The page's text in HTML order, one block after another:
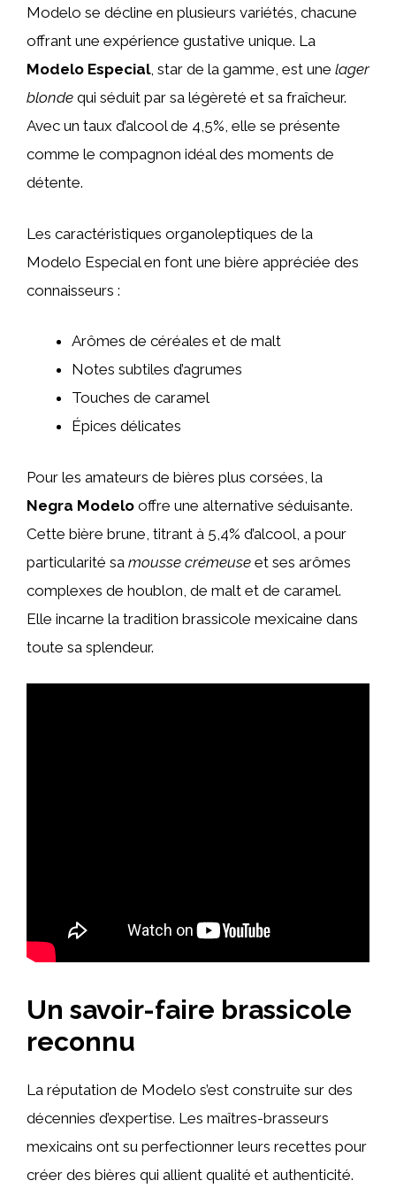
Modelo se décline en plusieurs variétés, chacune
offrant une expérience gustative unique. La
Modelo Especial, star de la gamme, est une lager
blonde qui séduit par sa légèreté et sa fraîcheur.
Avec un taux d’alcool de 4,5%, elle se présente
comme le compagnon idéal des moments de
détente.
Les caractéristiques organoleptiques de la
Modelo Especial en font une bière appréciée des
connaisseurs :
Arômes de céréales et de malt
Notes subtiles d’agrumes
Touches de caramel
Épices délicates
Pour les amateurs de bières plus corsées, la
Negra Modelo offre une alternative séduisante.
Cette bière brune, titrant à 5,4% d’alcool, a pour
particularité sa mousse crémeuse et ses arômes
complexes de houblon, de malt et de caramel.
Elle incarne la tradition brassicole mexicaine dans
toute sa splendeur.
Un savoir-faire brassicole
reconnu
La réputation de Modelo s’est construite sur des
décennies d’expertise. Les maîtres-brasseurs
mexicains ont su perfectionner leurs recettes pour
créer des bières qui allient qualité et authenticité.